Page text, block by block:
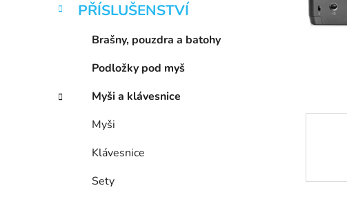
n
n
i
PŘÍSLUŠENSTVÍ
Brašny, pouzdra a batohy
Podložky pod myš
Myši a klávesnice
Myši
Klávesnice
Sety